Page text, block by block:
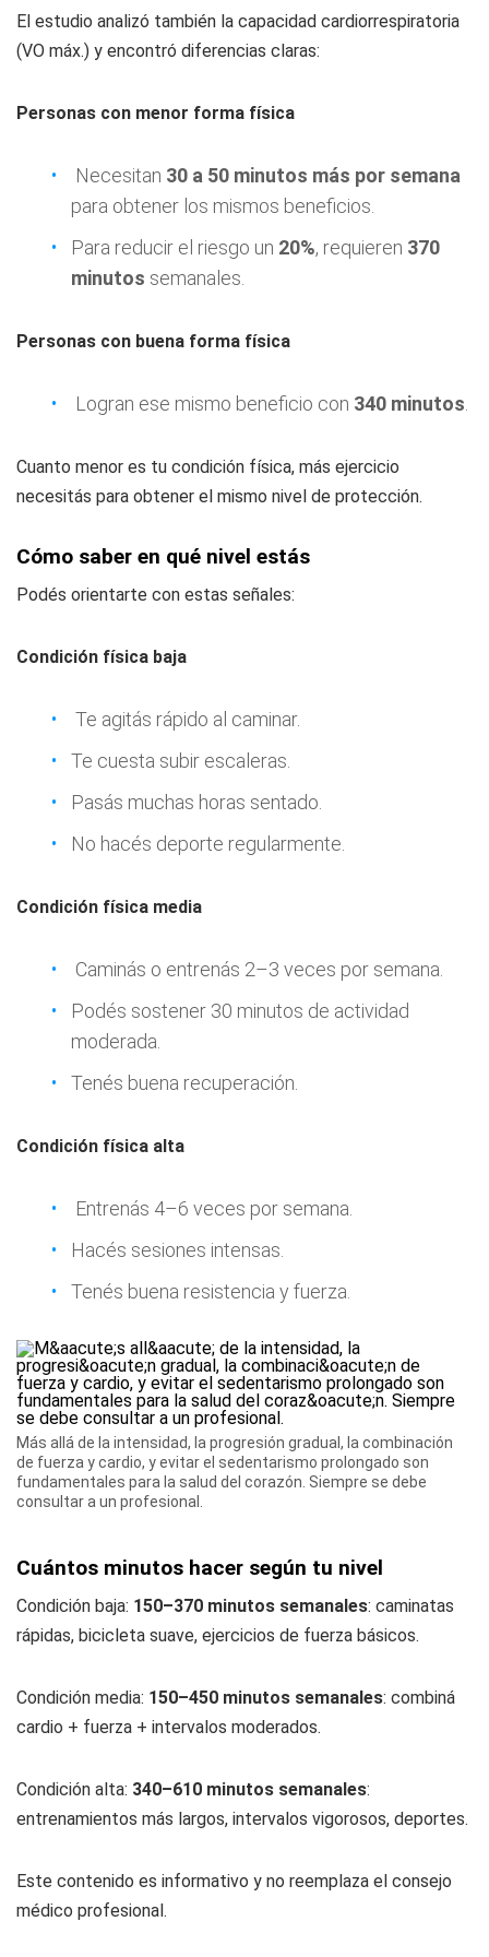
El estudio analizó también la capacidad cardiorrespiratoria
(VO máx.) y encontró diferencias claras:
Personas con menor forma física
Necesitan 30 a 50 minutos más por semana
para obtener los mismos beneficios.
Para reducir el riesgo un 20%, requieren 370
minutos semanales.
Personas con buena forma física
Logran ese mismo beneficio con 340 minutos
Cuanto menor es tu condición física, más ejercicio
necesitás para obtener el mismo nivel de protección.
Cómo saber en qué nivel estás
Podés orientarte con estas señales:
Condición física baja
Te agitás rápido al caminar.
Te cuesta subir escaleras.
Pasás muchas horas sentado.
No hacés deporte regularmente.
Condición física media
Caminás o entrenás 2–3 veces por semana.
Podés sostener 30 minutos de actividad
moderada.
Tenés buena recuperación.
Condición física alta
Entrenás 4–6 veces por semana.
Hacés sesiones intensas.
Tenés buena resistencia y fuerza.
Más allá de la intensidad, la progresión gradual, la combinación
de fuerza y cardio, y evitar el sedentarismo prolongado son
fundamentales para la salud del corazón. Siempre se debe
consultar a un profesional.
Cuántos minutos hacer según tu nivel
Condición baja: 150–370 minutos semanales: caminatas
rápidas, bicicleta suave, ejercicios de fuerza básicos.
Condición media: 150–450 minutos semanales: combiná
cardio + fuerza + intervalos moderados.
Condición alta: 340–610 minutos semanales:
entrenamientos más largos, intervalos vigorosos, deportes.
Este contenido es informativo y no reemplaza el consejo
médico profesional.